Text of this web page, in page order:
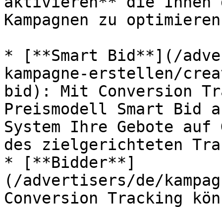
Kampagnen zu
* [**Smart Bid**](/
kampagne-erstellen/
bid): Mit Conversion
Preismodell Smart Bid
System Ihre Gebote
des zielgerichteten
* [**Bidder**]
(/advertisers/de/
Conversion Tracking